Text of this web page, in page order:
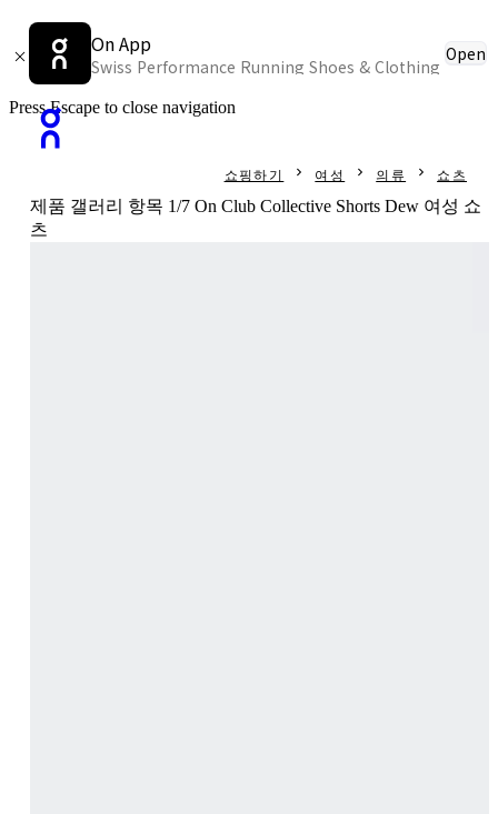
On App
Swiss Performance Running Shoes & Clothing
Open
Press Escape to close navigation
쇼핑하기 여성 의류 쇼츠
제품 갤러리 항목 1/7 On Club Collective Shorts Dew 여성 쇼
츠